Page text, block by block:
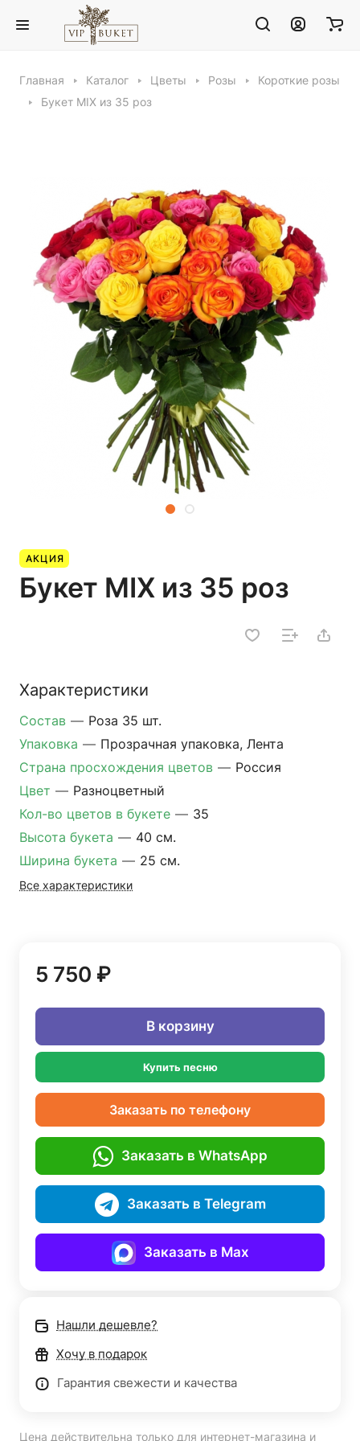
Главная Каталог Цветы Розы
Короткие розы
Букет MIX из 35 роз
АКЦИЯ
Букет MIX из 35 роз
Характеристики
Состав — Роза 35 шт.
Упаковка — Прозрачная упаковка, Лента
Страна просхождения цветов — Россия
Цвет — Разноцветный
Кол-во цветов в букете — 35
Высота букета — 40 см.
Ширина букета — 25 см.
Все характеристики
5 750 ₽
В корзину
Купить песню
Заказать по телефону
Заказать в WhatsApp
Заказать в Telegram
Заказать в Max
Нашли дешевле?
Хочу в подарок
Гарантия свежести и качества
Цена действительна только для интернет-магазина и